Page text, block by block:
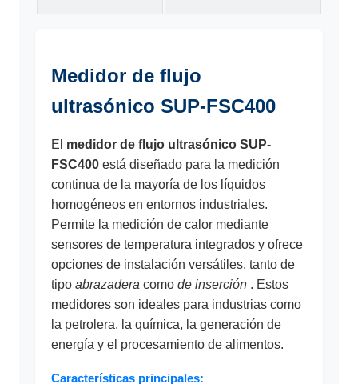
Medidor de flujo
ultrasónico SUP-FSC400
El medidor de flujo ultrasónico SUP-
FSC400 está diseñado para la medición
continua de la mayoría de los líquidos
homogéneos en entornos industriales.
Permite la medición de calor mediante
sensores de temperatura integrados y ofrece
opciones de instalación versátiles, tanto de
tipo abrazadera como de inserción . Estos
medidores son ideales para industrias como
la petrolera, la química, la generación de
energía y el procesamiento de alimentos.
Características principales: